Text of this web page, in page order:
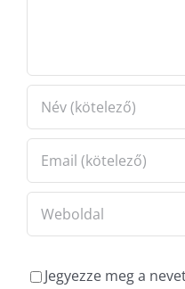
Jegyezze meg a